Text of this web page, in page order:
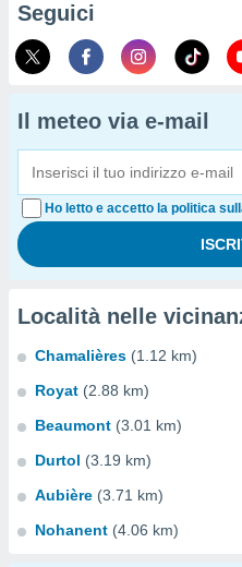
Seguici
Il meteo via e-mail
Ho letto e accetto la politica
Località nelle
Chamalières (1.12 km)
Royat (2.88 km)
Beaumont (3.01 km)
Durtol (3.19 km)
Aubière (3.71 km)
Nohanent (4.06 km)